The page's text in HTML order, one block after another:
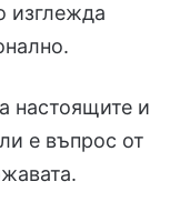
изглежда
настоящите и
е въпрос от